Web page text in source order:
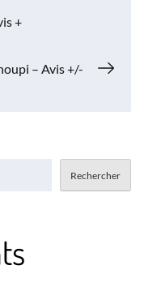
+
– Avis +/-
Rechercher